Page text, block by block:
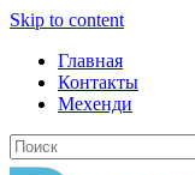
Skip to content
Главная
Контакты
Мехенди